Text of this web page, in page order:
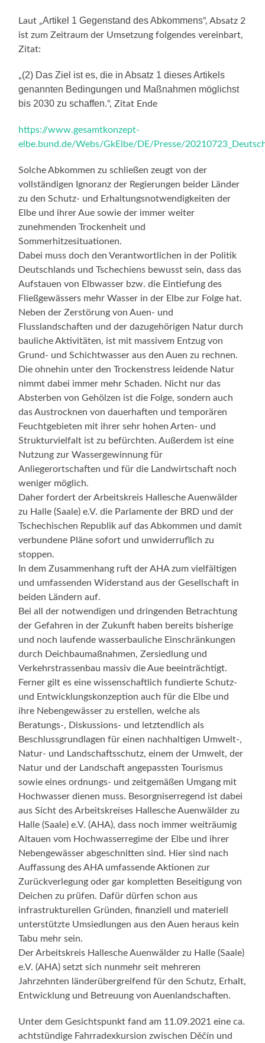
Laut „Artikel 1 Gegenstand des Abkommens“, Absatz 2
ist zum Zeitraum der Umsetzung folgendes vereinbart,
Zitat:
„(2) Das Ziel ist es, die in Absatz 1 dieses Artikels
genannten Bedingungen und Maßnahmen möglichst
bis 2030 zu schaffen.“, Zitat Ende
https://www.gesamtkonzept-
elbe.bund.de/Webs/GkElbe/DE/Presse/
Solche Abkommen zu schließen zeugt von der
vollständigen Ignoranz der Regierungen beider Länder
zu den Schutz- und Erhaltungsnotwendigkeiten der
Elbe und ihrer Aue sowie der immer weiter
zunehmenden Trockenheit und
Sommerhitzesituationen.
Dabei muss doch den Verantwortlichen in der Politik
Deutschlands und Tschechiens bewusst sein, dass das
Aufstauen von Elbwasser bzw. die Eintiefung des
Fließgewässers mehr Wasser in der Elbe zur Folge hat.
Neben der Zerstörung von Auen- und
Flusslandschaften und der dazugehörigen Natur durch
bauliche Aktivitäten, ist mit massivem Entzug von
Grund- und Schichtwasser aus den Auen zu rechnen.
Die ohnehin unter den Trockenstress leidende Natur
nimmt dabei immer mehr Schaden. Nicht nur das
Absterben von Gehölzen ist die Folge, sondern auch
das Austrocknen von dauerhaften und temporären
Feuchtgebieten mit ihrer sehr hohen Arten- und
Strukturvielfalt ist zu befürchten. Außerdem ist eine
Nutzung zur Wassergewinnung für
Anliegerortschaften und für die Landwirtschaft noch
weniger möglich.
Daher fordert der Arbeitskreis Hallesche Auenwälder
zu Halle (Saale) e.V. die Parlamente der BRD und der
Tschechischen Republik auf das Abkommen und damit
verbundene Pläne sofort und unwiderruflich zu
stoppen.
In dem Zusammenhang ruft der AHA zum vielfältigen
und umfassenden Widerstand aus der Gesellschaft in
beiden Ländern auf.
Bei all der notwendigen und dringenden Betrachtung
der Gefahren in der Zukunft haben bereits bisherige
und noch laufende wasserbauliche Einschränkungen
durch Deichbaumaßnahmen, Zersiedlung und
Verkehrstrassenbau massiv die Aue beeinträchtigt.
Ferner gilt es eine wissenschaftlich fundierte Schutz-
und Entwicklungskonzeption auch für die Elbe und
ihre Nebengewässer zu erstellen, welche als
Beratungs-, Diskussions- und letztendlich als
Beschlussgrundlagen für einen nachhaltigen Umwelt-,
Natur- und Landschaftsschutz, einem der Umwelt, der
Natur und der Landschaft angepassten Tourismus
sowie eines ordnungs- und zeitgemäßen Umgang mit
Hochwasser dienen muss. Besorgniserregend ist dabei
aus Sicht des Arbeitskreises Hallesche Auenwälder zu
Halle (Saale) e.V. (AHA), dass noch immer weiträumig
Altauen vom Hochwasserregime der Elbe und ihrer
Nebengewässer abgeschnitten sind. Hier sind nach
Auffassung des AHA umfassende Aktionen zur
Zurückverlegung oder gar kompletten Beseitigung von
Deichen zu prüfen. Dafür dürfen schon aus
infrastrukturellen Gründen, finanziell und materiell
unterstützte Umsiedlungen aus den Auen heraus kein
Tabu mehr sein.
Der Arbeitskreis Hallesche Auenwälder zu Halle (Saale)
e.V. (AHA) setzt sich nunmehr seit mehreren
Jahrzehnten länderübergreifend für den Schutz, Erhalt,
Entwicklung und Betreuung von Auenlandschaften.
Unter dem Gesichtspunkt fand am 11.09.2021 eine ca.
achtstündige Fahrradexkursion zwischen Děčín und